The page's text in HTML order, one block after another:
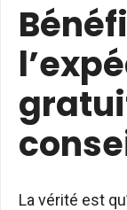
La vérité est